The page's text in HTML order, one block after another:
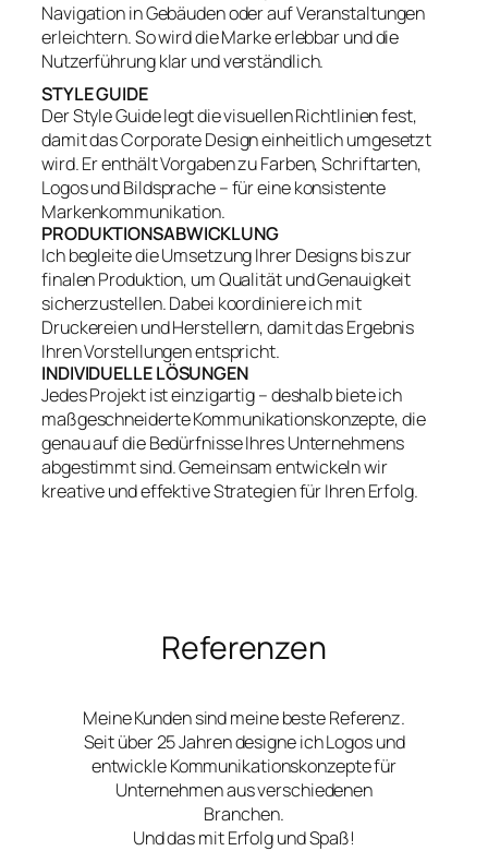
Navigation in Gebäuden oder auf Veranstaltungen
erleichtern. So wird die Marke erlebbar und die
Nutzerführung klar und verständlich.
STYLE GUIDE
Der Style Guide legt die visuellen Richtlinien fest,
damit das Corporate Design einheitlich umgesetzt
wird. Er enthält Vorgaben zu Farben, Schriftarten,
Logos und Bildsprache – für eine konsistente
Markenkommunikation.
PRODUKTIONSABWICKLUNG
Ich begleite die Umsetzung Ihrer Designs bis zur
finalen Produktion, um Qualität und Genauigkeit
sicherzustellen. Dabei koordiniere ich mit
Druckereien und Herstellern, damit das Ergebnis
Ihren Vorstellungen entspricht.
INDIVIDUELLE LÖSUNGEN
Jedes Projekt ist einzigartig – deshalb biete ich
maßgeschneiderte Kommunikationskonzepte, die
genau auf die Bedürfnisse Ihres Unternehmens
abgestimmt sind. Gemeinsam entwickeln wir
kreative und effektive Strategien für Ihren Erfolg.
Referenzen
Meine Kunden sind meine beste Referenz.
Seit über 25 Jahren designe ich Logos und
entwickle Kommunikationskonzepte für
Unternehmen aus verschiedenen
Branchen.
Und das mit Erfolg und Spaß!